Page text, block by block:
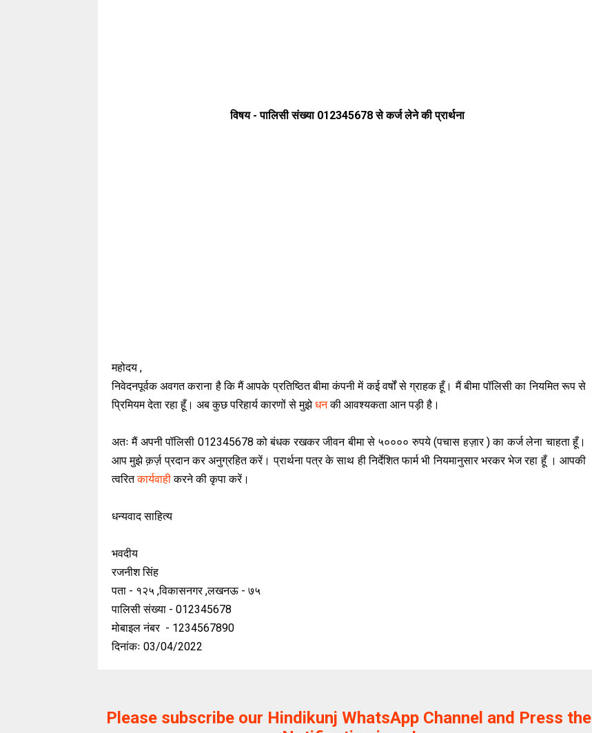
विषय - पालिसी संख्या 012345678 से कर्ज लेने की प्रार्थना
महोदय ,
निवेदनपूर्वक अवगत कराना है कि मैं आपके प्रतिष्ठित बीमा कंपनी में कई वर्षों से ग्राहक हूँ। मैं बीमा पॉलिसी का नियमित रूप से
प्रिमियम देता रहा हूँ। अब कुछ परिहार्य कारणों से मुझेधनकी आवश्यकता आन पड़ी है।
अतः मैं अपनी पॉलिसी 012345678 को बंधक रखकर जीवन बीमा से ५०००० रुपये (पचास हज़ार ) का कर्ज लेना चाहता हूँ।
आप मुझे क़र्ज़ प्रदान कर अनुग्रहित करें। प्रार्थना पत्र के साथ ही निर्देशित फार्म भी नियमानुसार भरकर भेज रहा हूँ । आपकी
त्वरितकार्यवाहीकरने की कृपा करें।
धन्यवाद साहित्य
भवदीय
रजनीश सिंह
पता - १२५ ,विकासनगर ,लखनऊ - ७५
पालिसी संख्या - 012345678
मोबाइल नंबर - 1234567890
दिनांकः 03/04/2022
Please subscribe our Hindikunj WhatsApp Channel and Press the